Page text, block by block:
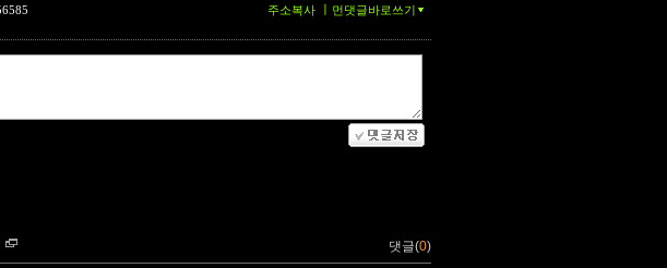
먼댓글바로쓰기
주소복사 ㅣ
댓글(0)